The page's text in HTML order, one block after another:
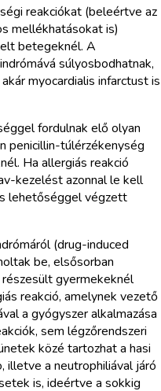
reakciókat (beleértve az
mellékhatásokat is)
betegeknél. A
súlyosbodhatnak,
myocardialis infarctust is
fordulnak elő olyan
penicillin-túlérzékenység
Ha allergiás reakció
kezelést azonnal le kell
lehetőséggel végzett
(drug-induced
be, elsősorban
gyermekeknél
reakció, amelynek vezető
a gyógyszer alkalmazása
sem légzőrendszeri
közé tartozhat a hasi
illetve a neutrophiliával járó
is, ideértve a sokkig